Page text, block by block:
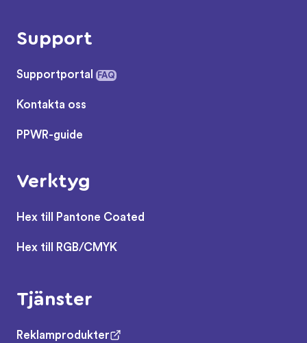
Support
Supportportal FAQ
Kontakta oss
PPWR-guide
Verktyg
Hex till Pantone Coated
Hex till RGB/CMYK
Tjänster
Reklamprodukter